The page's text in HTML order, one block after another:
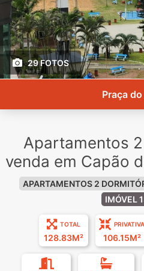
29 FOTOS
Praça
Apartamentos
venda em Capão
APARTAMENTOS 2
IMÓVEL
TOTAL
128.83M²
PRIVATIVA
106.15M²